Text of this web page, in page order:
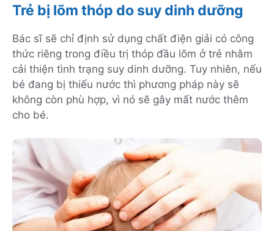
Trẻ bị lõm thóp do suy dinh dưỡng
Bác sĩ sẽ chỉ định sử dụng chất điện giải có công
thức riêng trong điều trị thóp đầu lõm ở trẻ nhằm
cải thiện tình trạng suy dinh dưỡng. Tuy nhiên, nếu
bé đang bị thiếu nước thì phương pháp này sẽ
không còn phù hợp, vì nó sẽ gây mất nước thêm
cho bé.